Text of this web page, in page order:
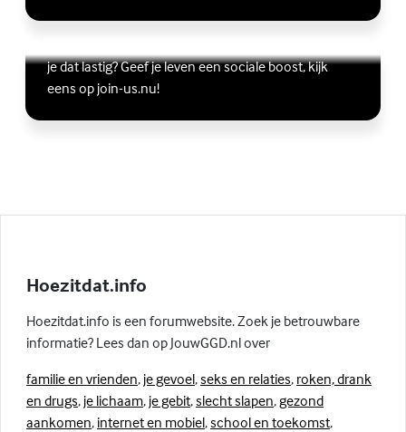
Vriendschap
je dat lastig? Geef je leven een sociale boost, kijk
eens op join-us.nu!
Lees meer over Vriendschap
(Externe link)
Hoezitdat.info
Hoezitdat.info is een forumwebsite. Zoek je betrouwbare
informatie? Lees dan op JouwGGD.nl over
familie en vrienden, je gevoel,seks en relaties, roken, drank
en drugs, je lichaam, je gebit,slecht slapen, gezond
aankomen, internet en mobiel,school en toekomst,